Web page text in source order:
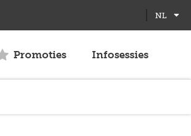
NL
Promoties Infosessies
screen